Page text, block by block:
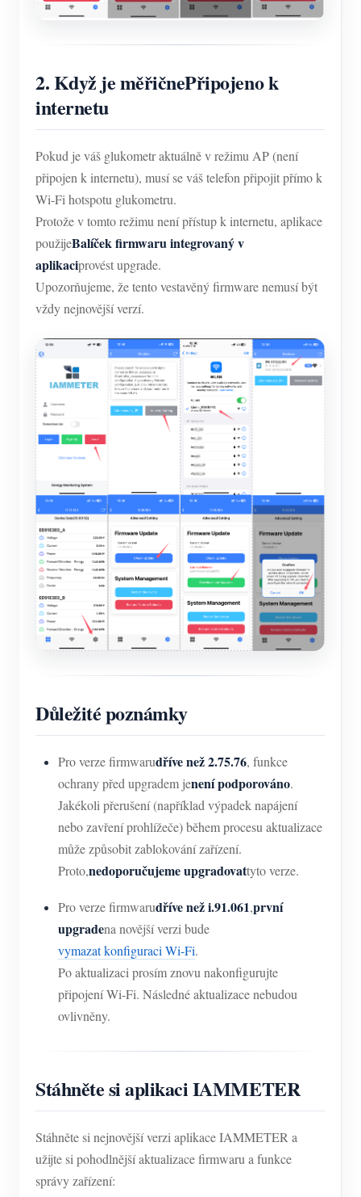
2. Když je měřičnePřipojeno k
internetu
Pokud je váš glukometr aktuálně v režimu AP (není
připojen k internetu), musí se váš telefon připojit přímo k
Wi-Fi hotspotu glukometru.
Protože v tomto režimu není přístup k internetu, aplikace
použijeBalíček firmwaru integrovaný v
aplikaciprovést upgrade.
Upozorňujeme, že tento vestavěný firmware nemusí být
vždy nejnovější verzí.
Důležité poznámky
Pro verze firmwarudříve než 2.75.76, funkce
ochrany před upgradem jenení podporováno.
Jakékoli přerušení (například výpadek napájení
nebo zavření prohlížeče) během procesu aktualizace
může způsobit zablokování zařízení.
Proto,nedoporučujeme upgradovattyto verze.
Pro verze firmwarudříve než i.91.061,první
upgradena novější verzi bude
vymazat konfiguraci Wi-Fi.
Po aktualizaci prosím znovu nakonfigurujte
připojení Wi-Fi. Následné aktualizace nebudou
ovlivněny.
Stáhněte si aplikaci IAMMETER
Stáhněte si nejnovější verzi aplikace IAMMETER a
užijte si pohodlnější aktualizace firmwaru a funkce
správy zařízení: